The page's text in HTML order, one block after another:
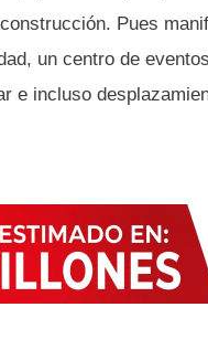
Pues
un centro de
e incluso